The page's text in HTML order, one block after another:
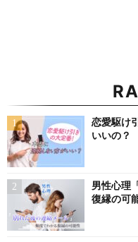
恋愛駆け
いいの？
男性心理
復縁の可